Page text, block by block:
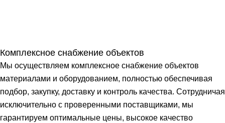
Комплексное снабжение объектов
Мы осуществляем комплексное снабжение объектов
материалами и оборудованием, полностью обеспечивая
подбор, закупку, доставку и контроль качества. Сотрудничая
исключительно с проверенными поставщиками, мы
гарантируем оптимальные цены, высокое качество